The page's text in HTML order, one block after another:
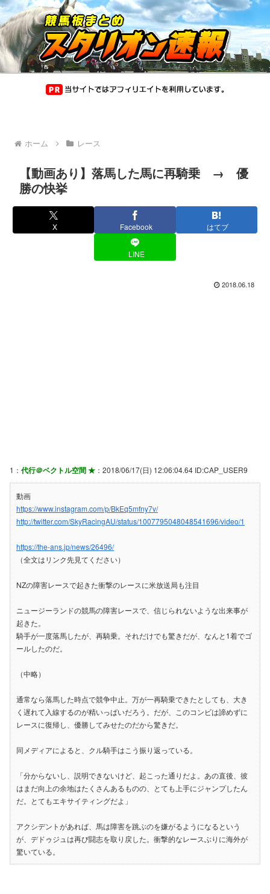
ホーム レース
【動画あり】落馬した馬に再騎乗 → 優
勝の快挙
X Facebook はてブ
LINE
2018.06.18
1： 代行＠ベクトル空間 ★ ：2018/06/17(日) 12:06:04.64 ID:CAP_USER9
動画
https://www.instagram.com/p/BkEq5mfny7v/
http://twitter.com/SkyRacingAU/status/1007795048048541696/video/1
https://the-ans.jp/news/26496/
（全文はリンク先見てください）
NZの障害レースで起きた衝撃のレースに米放送局も注目
ニュージーランドの競馬の障害レースで、信じられないような出来事が
起きた。
騎手が一度落馬したが、再騎乗。それだけでも驚きだが、なんと1着でゴ
ールしたのだ。
（中略）
通常なら落馬した時点で競争中止。万が一再騎乗できたとしても、大き
く遅れて入線するのが精いっぱいだろう。だが、このコンビは諦めずに
レースに復帰し、優勝してみせたのだから驚きだ。
同メディアによると、クル騎手はこう振り返っている。
「分からないし、説明できないけど、起こった通りだよ。あの直後、彼
はまだ向上の余地はたくさんあるものの、とても上手にジャンプしたん
だ。とてもエキサイティングだよ」
アクシデントがあれば、馬は障害を跳ぶのを嫌がるようになるという
が、デドゥジュは再び闘志を取り戻した。衝撃的なレースぶりに海外が
驚いている。